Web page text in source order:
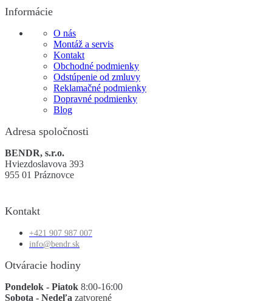
Informácie
O nás
Montáž a servis
Kontakt
Obchodné podmienky
Odstúpenie od zmluvy
Reklamačné podmienky
Dopravné podmienky
Blog
Adresa spoločnosti
BENDR, s.r.o.
Hviezdoslavova 393
955 01 Práznovce
Kontakt
+421 907 987 007
info@bendr.sk
Otváracie hodiny
Pondelok - Piatok 8:00-16:00
Sobota - Nedeľa zatvorené